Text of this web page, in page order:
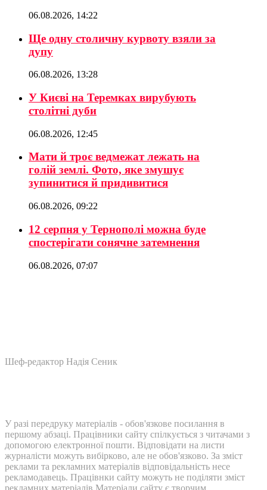
06.08.2026, 14:22
Ще одну столичну курвоту взяли за
дупу
06.08.2026, 13:28
У Києві на Теремках вирубують
столітні дуби
06.08.2026, 12:45
Мати й троє ведмежат лежать на
голій землі. Фото, яке змушує
зупинитися й придивитися
06.08.2026, 09:22
12 серпня у Тернополі можна буде
спостерігати сонячне затемнення
06.08.2026, 07:07
Шеф-редактор Надія Сеник
У разі передруку матеріалів - обов'язкове посилання в
першому абзаці. Працівники сайту спілкується з читачами з
допомогою електронної пошти. Відповідати на листи
журналісти можуть вибірково, але не обов'язково. За зміст
реклами та рекламних матеріалів відповідальність несе
рекламодавець. Працівнки сайту можуть не поділяти зміст
рекламних матеріалів Матеріали сайту є творчим